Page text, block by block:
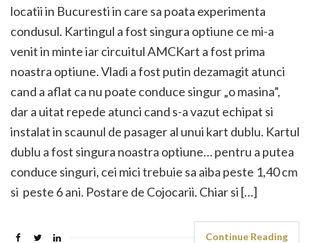
locatii in Bucuresti in care sa poata experimenta
condusul. Kartingul a fost singura optiune ce mi-a
venit in minte iar circuitul AMCKart a fost prima
noastra optiune. Vladi a fost putin dezamagit atunci
cand a aflat ca nu poate conduce singur „o masina”,
dar a uitat repede atunci cand s-a vazut echipat si
instalat in scaunul de pasager al unui kart dublu. Kartul
dublu a fost singura noastra optiune… pentru a putea
conduce singuri, cei mici trebuie sa aiba peste 1,40 cm
si peste 6 ani. Postare de Cojocarii. Chiar si […]
Continue Reading